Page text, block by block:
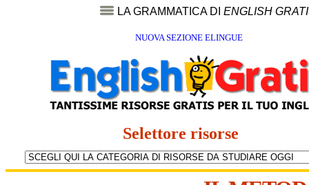
LA GRAMMATICA DI ENGLISH
NUOVA SEZIONE ELINGUE
Selettore risorse